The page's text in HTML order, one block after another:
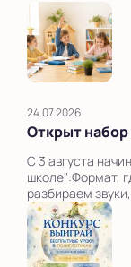
24.07.2026
Открыт
С 3 августа
школе":Формат,
разбираем звуки,